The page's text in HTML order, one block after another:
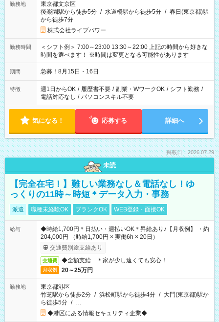
勤務地
東京都文京区
後楽園駅から徒歩5分 / 水道橋駅から徒歩5分 / 春日(東京都)駅
から徒歩7分
株式会社ライブパワー
勤務時間
＜シフト例＞ 7:00～23:00 13:30～22:00 上記の時間から好きな
時間を選べます！ ※時間は変更となる可能性があります
期間 急募！8月15日・16日
特徴 週1日からOK / 履歴書不要 / 副業・WワークOK / シフト勤務 /
電話対応なし / パソコンスキル不要
気になる！ 応募する 詳細へ
掲載日：2026.07.29
未読
【完全在宅！】難しい業務なし＆電話なし！ゆ
っくりの11時～時短＊データ入力・事務
派遣 職種未経験OK ブランクOK WEB登録・面接OK
給与
◆時給1,700円＊日払い・週払いOK＊昇給あり♪【月収例】 ・約
204,000円 （時給1,700円 × 実働6h × 20日）
交通費別途支給あり
交通費 ◆全額支給 ＊家が少し遠くても安心！
月収例 20～25万円
勤務地
東京都港区
竹芝駅から徒歩2分 / 浜松町駅から徒歩4分 / 大門(東京都)駅か
ら徒歩5分 / …
◆港区にある情報セキュリティ企業◆